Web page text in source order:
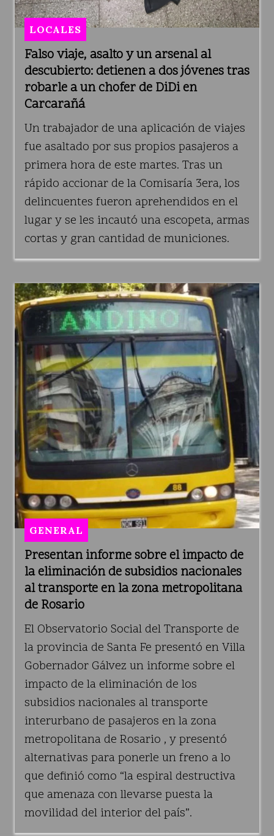
Falso viaje, asalto y un arsenal al
descubierto: detienen a dos jóvenes tras
robarle a un chofer de DiDi en
Carcarañá
LOCALES
Un trabajador de una aplicación de viajes
fue asaltado por sus propios pasajeros a
primera hora de este martes. Tras un
rápido accionar de la Comisaría 3era, los
delincuentes fueron aprehendidos en el
lugar y se les incautó una escopeta, armas
cortas y gran cantidad de municiones.
Presentan informe sobre el impacto de
la eliminación de subsidios nacionales
al transporte en la zona metropolitana
de Rosario
GENERAL
El Observatorio Social del Transporte de
la provincia de Santa Fe presentó en Villa
Gobernador Gálvez un informe sobre el
impacto de la eliminación de los
subsidios nacionales al transporte
interurbano de pasajeros en la zona
metropolitana de Rosario , y presentó
alternativas para ponerle un freno a lo
que definió como “la espiral destructiva
que amenaza con llevarse puesta la
movilidad del interior del país”.